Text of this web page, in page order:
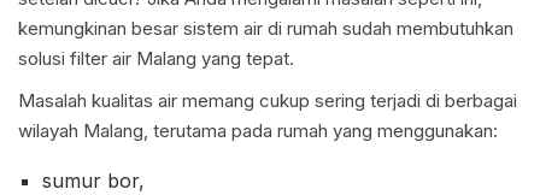
kemungkinan besar sistem air di rumah sudah membutuhkan
solusi filter air Malang yang tepat.
Masalah kualitas air memang cukup sering terjadi di berbagai
wilayah Malang, terutama pada rumah yang menggunakan:
sumur bor,